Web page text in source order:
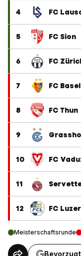
4 FC
5 FC Sion
6 FC
7 FC Basel
8 FC Thun
9
10 FC
11
12 FC
Meisterschaftsrunde